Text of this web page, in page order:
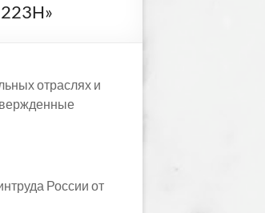
отраслях и
России от